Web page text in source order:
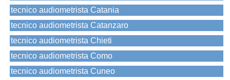
tecnico audiometrista Catania
tecnico audiometrista Catanzaro
tecnico audiometrista Chieti
tecnico audiometrista Como
tecnico audiometrista Cuneo